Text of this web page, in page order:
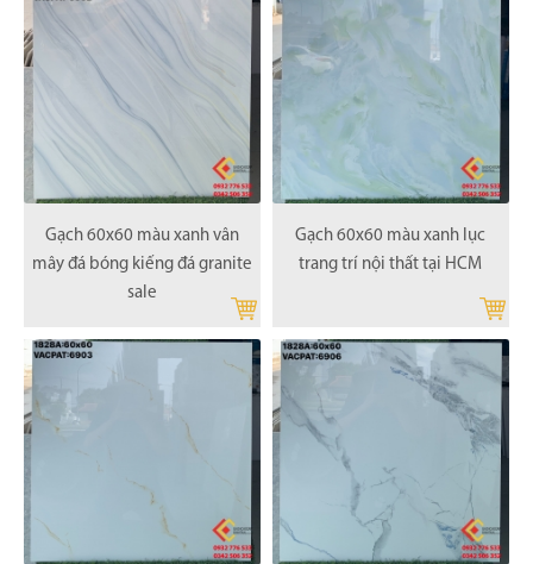
Gạch 60x60 màu xanh vân
mây đá bóng kiếng đá granite
sale
Gạch 60x60 màu xanh lục
trang trí nội thất tại HCM